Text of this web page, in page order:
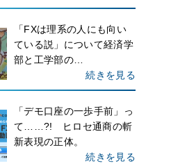
「FXは理系の人にも向い
ている説」について経済学
部と工学部の…
続きを見る
「デモ口座の一歩手前」っ
て……?! ヒロセ通商の斬
新表現の正体。
続きを見る